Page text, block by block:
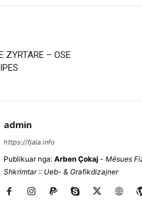
ZYRTARE – OSE
admin
https://fjala.info
Publikuar nga: Arben Çokaj - Mësues
Shkrimtar :: Ueb- & Grafikdizajner